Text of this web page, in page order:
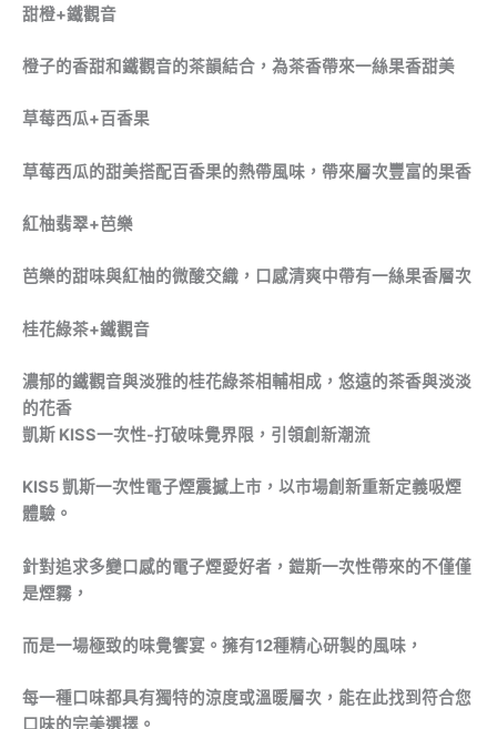
甜橙+鐵觀音
橙子的香甜和鐵觀音的茶韻結合，為茶香帶來一絲果香甜美
草莓西瓜+百香果
草莓西瓜的甜美搭配百香果的熱帶風味，帶來層次豐富的果香
紅柚翡翠+芭樂
芭樂的甜味與紅柚的微酸交織，口感清爽中帶有一絲果香層次
桂花綠茶+鐵觀音
濃郁的鐵觀音與淡雅的桂花綠茶相輔相成，悠遠的茶香與淡淡
的花香
凱斯 KISS一次性-打破味覺界限，引領創新潮流
KIS5 凱斯一次性電子煙震撼上市，以市場創新重新定義吸煙
體驗。
針對追求多變口感的電子煙愛好者，鎧斯一次性帶來的不僅僅
是煙霧，
而是一場極致的味覺饗宴。擁有12種精心研製的風味，
每一種口味都具有獨特的涼度或溫暖層次，能在此找到符合您